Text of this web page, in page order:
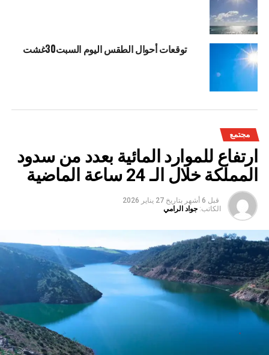
توقعات أحوال الطقس اليوم السبت30غشت
مجتمع
ارتفاع للموارد المائية بعدد من سدود
المملكة خلال الـ 24 ساعة الماضية
قبل 6 أشهر بتاريخ 27 يناير 2026
الكاتب: جواد الرامي